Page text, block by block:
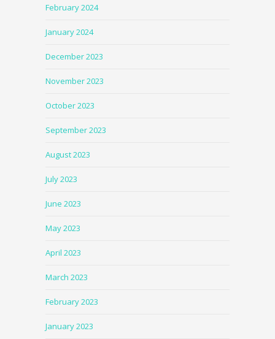
February 2024
January 2024
December 2023
November 2023
October 2023
September 2023
August 2023
July 2023
June 2023
May 2023
April 2023
March 2023
February 2023
January 2023